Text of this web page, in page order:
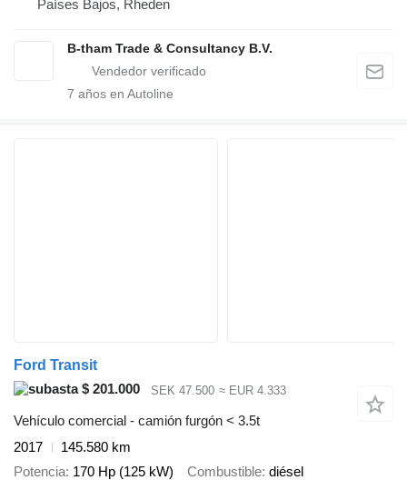
Países Bajos, Rheden
B-tham Trade & Consultancy B.V.
7 años en Autoline
Ford Transit
$ 201.000
SEK 47.500 ≈ EUR 4.333
Vehículo comercial - camión furgón < 3.5t
2017
145.580 km
Potencia 170 Hp (125 kW) Combustible diésel